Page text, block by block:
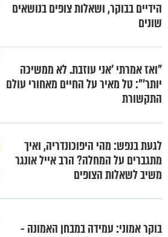
הידיים בבוקר, ושאלות צופים בנושאים
שונים
"ואז אמרתי 'אני עוזבת. לא ממשיכה
יותר'": טל מאיר על החיים מאחורי עולם
התקשורת
לגעת בנפש: מהי היפוכונדריה, ואיך
מתגברים על המחלה? הרב אייל אונגר
משיב לשאלות הצופים
בוקר אמוני: עמידה במבחן האמונה -